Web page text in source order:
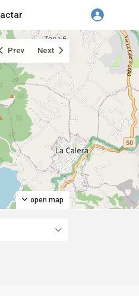
open map
Prev Next